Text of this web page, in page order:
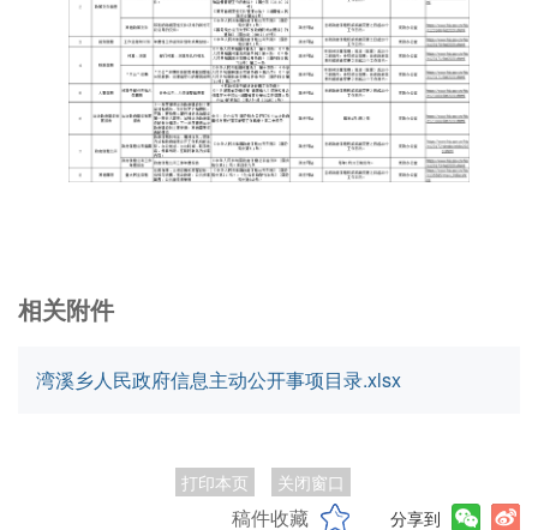
相关附件
湾溪乡人民政府信息主动公开事项目录.xlsx
打印本页 关闭窗口
稿件收藏 分享到